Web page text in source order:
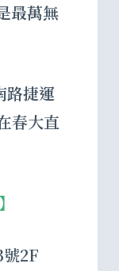
最萬無
路捷運
春大直
2F